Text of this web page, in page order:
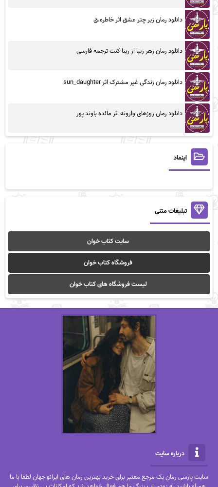
دانلود رمان زیر چتر عشق اثر خاطره.ق
دانلود رمان زهر زیبا از رینا کنت ترجمه فارسی
دانلود رمان زندگی غیر مشترک اثر sun_daughter
دانلود رمان روزهای وارونه اثر مائده باوند پور
اینماد
تبلیغات متنی
سایت کتاب خوان
فروشگاه کتاب خوان
لیست فروشگاه های کتاب خوان
درباره سایت
سایت پارسی رمان یک مرجع معتبر برای خرید بهترین رمان های ایرانو جهان لطفا با ما